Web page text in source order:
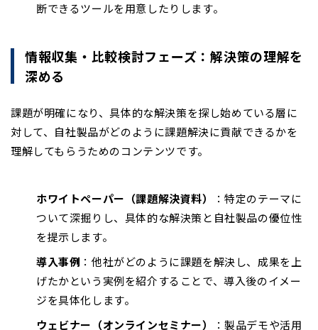
断できるツールを用意したりします。
情報収集・比較検討フェーズ：解決策の理解を
深める
課題が明確になり、具体的な解決策を探し始めている層に
対して、自社製品がどのように課題解決に貢献できるかを
理解してもらうためのコンテンツです。
ホワイトペーパー（課題解決資料）
：特定のテーマに
ついて深掘りし、具体的な解決策と自社製品の優位性
を提示します。
導入事例 ：他社がどのように課題を解決し、成果を上
げたかという実例を紹介することで、導入後のイメー
ジを具体化します。
ウェビナー（オンラインセミナー）
：製品デモや活用